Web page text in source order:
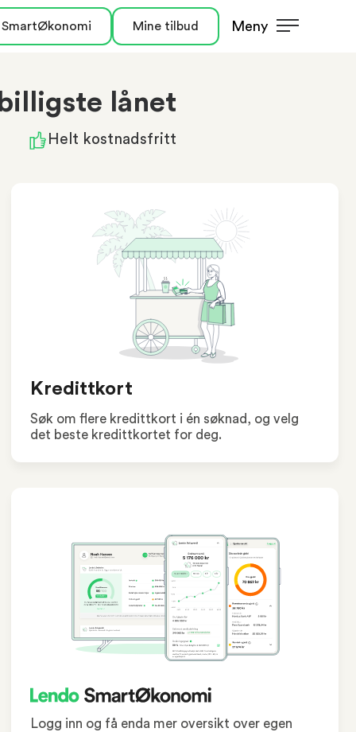
SmartØkonomi Mine tilbud Meny
lånet
Helt kostnadsfritt
Kredittkort
Søk om flere kredittkort i én søknad, og velg
det beste kredittkortet for deg.
Logg inn og få enda mer oversikt over egen